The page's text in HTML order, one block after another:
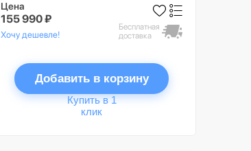
Цена
155 990 ₽
Хочу дешевле!
Бесплатная
доставка
Добавить в корзину
Купить в 1
клик